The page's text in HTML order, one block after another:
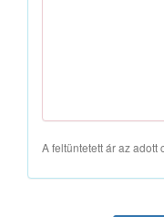
A feltüntetett ár az adott